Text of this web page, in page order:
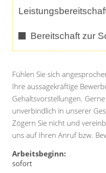
Bereitschaft zur
Fühlen Sie sich
Ihre aussagekräftige
Gehaltsvorstellungen.
unverbindlich in unserer
Zögern Sie nicht und
uns auf Ihren Anruf bzw.
Arbeitsbeginn:
sofort